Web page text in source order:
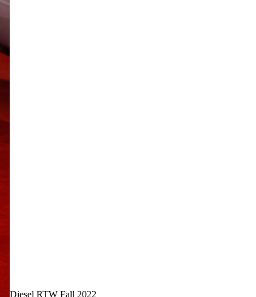
Diesel RTW Fall 2022